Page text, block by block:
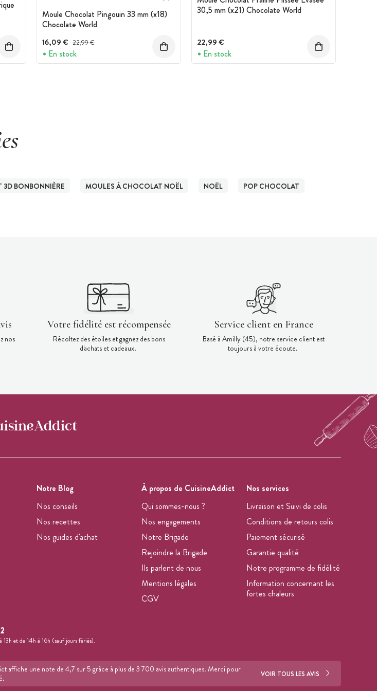
couche de
Moule Chocolat Pingouin 33 mm (x18)
Chocolate World
16,09 € Prix avant réduction :
22,99 €
En stock
30,5 mm (x21) Chocolate World
22,99 €
En stock
BONBONNIÈRE MOULES À CHOCOLAT NOËL NOËL POP CHOCOLAT
nos
Votre fidélité est récompensée
Récoltez des étoiles et gagnez des bons
d'achats et cadeaux.
Service client en France
Basé à Amilly (45), notre service client est
toujours à votre écoute.
Notre Blog
Nos conseils
Nos recettes
Nos guides d'achat
À propos de CuisineAddict
Qui sommes-nous ?
Nos engagements
Notre Brigade
Rejoindre la Brigade
Ils parlent de nous
Mentions légales
CGV
Nos services
Livraison et Suivi de colis
Conditions de retours colis
Paiement sécurisé
Garantie qualité
Notre programme de fidélité
Information concernant les
fortes chaleurs
et de 14h à 16h (sauf jours fériés).
affiche une note de 4,7 sur 5 grâce à plus de 3 700 avis authentiques. Merci pour
VOIR TOUS LES AVIS